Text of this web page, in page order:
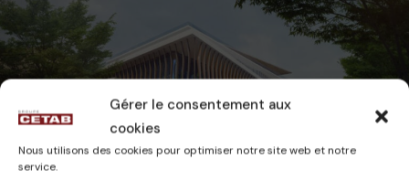
Gérer le consentement aux
cookies
Nous utilisons des cookies pour optimiser notre site web et notre
service.
CETAB